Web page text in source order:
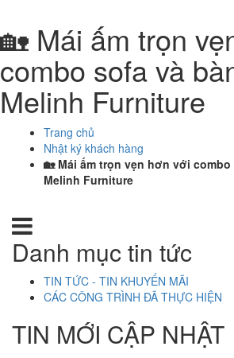
🏡 Mái ấm trọn
combo sofa và
Melinh Furniture
Trang chủ
Nhật ký khách hàng
🏡 Mái ấm trọn vẹn hơn với
Melinh Furniture
Danh mục tin tức
TIN TỨC - TIN KHUYẾN MÃI
CÁC CÔNG TRÌNH ĐÃ THỰC HIỆN
TIN MỚI CẬP NHẬT